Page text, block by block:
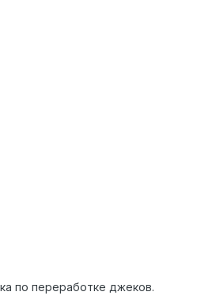
по переработке джеков.